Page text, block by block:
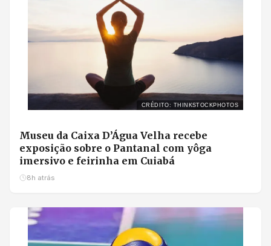
CRÉDITO: THINKSTOCKPHOTOS
Museu da Caixa D’Água Velha recebe
exposição sobre o Pantanal com yôga
imersivo e feirinha em Cuiabá
8h atrás